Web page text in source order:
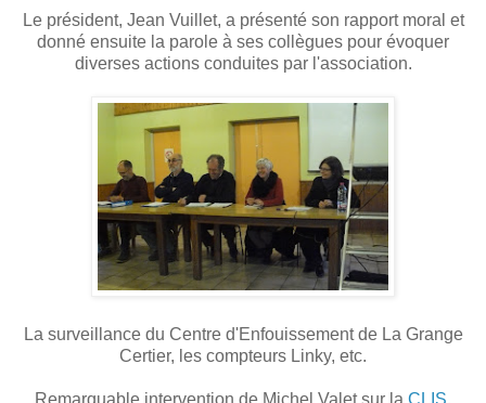
Le président, Jean Vuillet, a présenté son rapport moral et
donné ensuite la parole à ses collègues pour évoquer
diverses actions conduites par l'association.
La surveillance du Centre d'Enfouissement de La Grange
Certier, les compteurs Linky, etc.
Remarquable intervention de Michel Valet sur la CLIS.